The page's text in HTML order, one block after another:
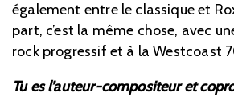
également entre le classique et
part, c’est la même chose, avec
rock progressif et à la Westcoast
Tu es l’auteur-compositeur et